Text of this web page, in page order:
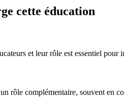
cette éducation
et leur rôle est essentiel
rôle complémentaire, souvent en